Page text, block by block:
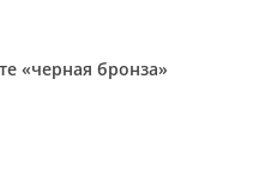
«черная бронза»